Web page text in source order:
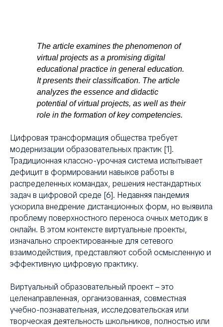
The article examines the phenomenon of
virtual projects as a promising digital
educational practice in general education.
It presents their classification. The article
analyzes the essence and didactic
potential of virtual projects, as well as their
role in the formation of key competencies.
Цифровая трансформация общества требует
модернизации образовательных практик [1].
Традиционная классно-урочная система испытывает
дефицит в формировании навыков работы в
распределенных командах, решения нестандартных
задач в цифровой среде [6]. Недавняя пандемия
ускорила внедрение дистанционных форм, но выявила
проблему поверхностного переноса очных методик в
онлайн. В этом контексте виртуальные проекты,
изначально спроектированные для сетевого
взаимодействия, представляют собой осмысленную и
эффективную цифровую практику.
Виртуальный образовательный проект – это
целенаправленная, организованная, совместная
учебно-познавательная, исследовательская или
творческая деятельность школьников, полностью или